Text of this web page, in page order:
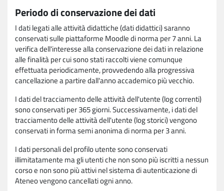
Periodo di conservazione dei dati
I dati legati alle attività didattiche (dati didattici) saranno
conservati sulle piattaforme Moodle di norma per 7 anni. La
verifica dell'interesse alla conservazione dei dati in relazione
alle finalità per cui sono stati raccolti viene comunque
effettuata periodicamente, provvedendo alla progressiva
cancellazione a partire dall'anno accademico più vecchio.
I dati del tracciamento delle attività dell'utente (log correnti)
sono conservati per 365 giorni. Successivamente, i dati del
tracciamento delle attività dell'utente (log storici) vengono
conservati in forma semi anonima di norma per 3 anni.
I dati personali del profilo utente sono conservati
illimitatamente ma gli utenti che non sono più iscritti a nessun
corso e non sono più attivi nel sistema di autenticazione di
Ateneo vengono cancellati ogni anno.